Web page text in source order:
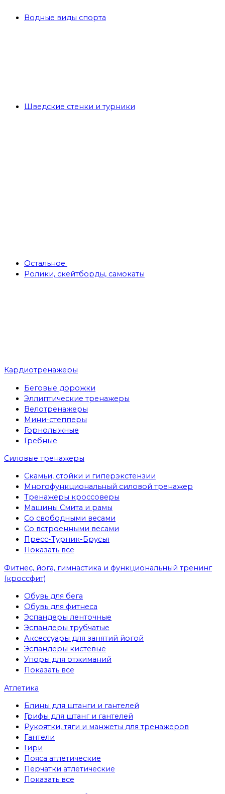
Водные виды спорта
Шведские стенки и турники
Остальное
Ролики, скейтборды, самокаты
Кардиотренажеры
Беговые дорожки
Эллиптические тренажеры
Велотренажеры
Мини-степперы
Горнолыжные
Гребные
Cиловые тренажеры
Скамьи, стойки и гиперэкстензии
Многофункциональный силовой тренажер
Тренажеры кроссоверы
Машины Смита и рамы
Со свободными весами
Со встроенными весами
Пресс-Турник-Брусья
Показать все
Фитнес, йога, гимнастика и функциональный тренинг
(кроссфит)
Обувь для бега
Обувь для фитнеса
Эспандеры ленточные
Эспандеры трубчатые
Аксессуары для занятий йогой
Эспандеры кистевые
Упоры для отжиманий
Показать все
Атлетика
Блины для штанги и гантелей
Грифы для штанг и гантелей
Рукоятки, тяги и манжеты для тренажеров
Гантели
Гири
Пояса атлетические
Перчатки атлетические
Показать все